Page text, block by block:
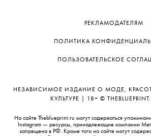
РЕКЛАМОДАТЕЛЯМ
ПОЛИТИКА
ПОЛЬЗОВАТЕЛЬСКОЕ
НЕЗАВИСИМОЕ ИЗДАНИЕ О МОДЕ,
КУЛЬТУРЕ | 18+ ©
На сайте Theblueprint.ru могут содержаться
Instagram — ресурсы, принадлежащие компании
запрещена в РФ. Кроме того на сайте могут